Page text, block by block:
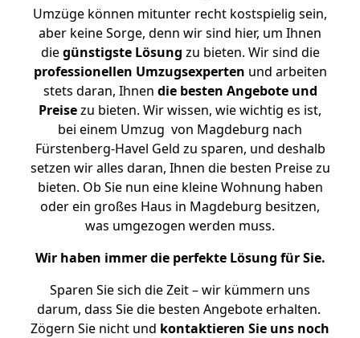
Umzüge können mitunter recht kostspielig sein,
aber keine Sorge, denn wir sind hier, um Ihnen
diegünstigste Lösung zu bieten. Wir sind die
professionellen Umzugsexperten und arbeiten
stets daran, Ihnen die besten Angebote und
Preisezu bieten. Wir wissen, wie wichtig es ist,
bei einem Umzug von Magdeburg nach
Fürstenberg-Havel Geld zu sparen, und deshalb
setzen wir alles daran, Ihnen die besten Preise zu
bieten. Ob Sie nun eine kleine Wohnung haben
oder ein großes Haus in Magdeburg besitzen,
was umgezogen werden muss.
Wir haben immer die perfekte Lösung für Sie.
Sparen Sie sich die Zeit – wir kümmern uns
darum, dass Sie die besten Angebote erhalten.
Zögern Sie nicht und kontaktieren Sie uns noch